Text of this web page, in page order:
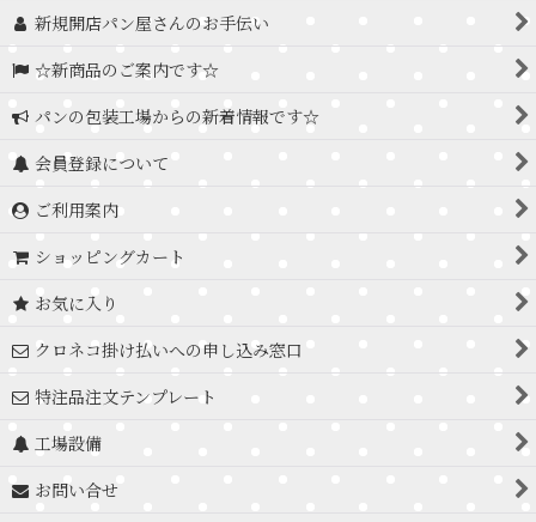
新規開店パン屋さんのお手伝い
☆新商品のご案内です☆
パンの包装工場からの新着情報です☆
会員登録について
ご利用案内
ショッピングカート
お気に入り
クロネコ掛け払いへの申し込み窓口
特注品注文テンプレート
工場設備
お問い合せ